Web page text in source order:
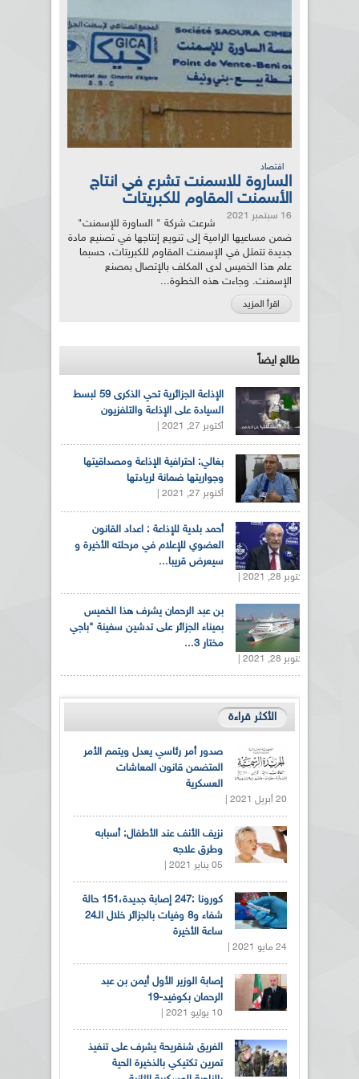
اقتصاد
الساروة للاسمنت تشرع في انتاج
الأسمنت المقاوم للكبريتات
16 سبتمبر 2021
شرعت شركة " الساورة للإسمنت"
ضمن مساعيها الرامية إلى تنويع إنتاجها في تصنيع مادة
جديدة تتمثل في الإسمنت المقاوم للكبريتات، حسبما
علم هذا الخميس لدى المكلف بالإتصال بمصنع
الإسمنت. وجاءت هذه الخطوة...
اقرأ المزيد
طالع ايضاً
الإذاعة الجزائرية تحي الذكرى 59 لبسط
السيادة على الإذاعة والتلفزيون
أكتوبر 27, 2021 |
بغالي: احترافية الإذاعة ومصداقيتها
وجواريتها ضمانة لريادتها
أكتوبر 27, 2021 |
أحمد بلدية للإذاعة : اعداد القانون
العضوي للإعلام في مرحلته الأخيرة و
سيعرض قريبا...
أكتوبر 28, 2021 |
بن عبد الرحمان يشرف هذا الخميس
بميناء الجزائر على تدشين سفينة "باجي
مختار 3...
أكتوبر 28, 2021 |
الأكثر قراءة
صدور أمر رئاسي يعدل ويتمم الأمر
المتضمن قانون المعاشات
العسكرية
20 أبريل 2021 |
نزيف الأنف عند الأطفال: أسبابه
وطرق علاجه
05 يناير 2021 |
كورونا :247 إصابة جديدة،151 حالة
شفاء و8 وفيات بالجزائر خلال الـ24
ساعة الأخيرة
24 مايو 2021 |
إصابة الوزير الأول أيمن بن عبد
الرحمان بكوفيد-19
10 يوليو 2021 |
الفريق شنقريحة يشرف على تنفيذ
تمرين تكتيكي بالذخيرة الحية